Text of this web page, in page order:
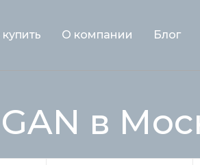
купить О компании Блог
в